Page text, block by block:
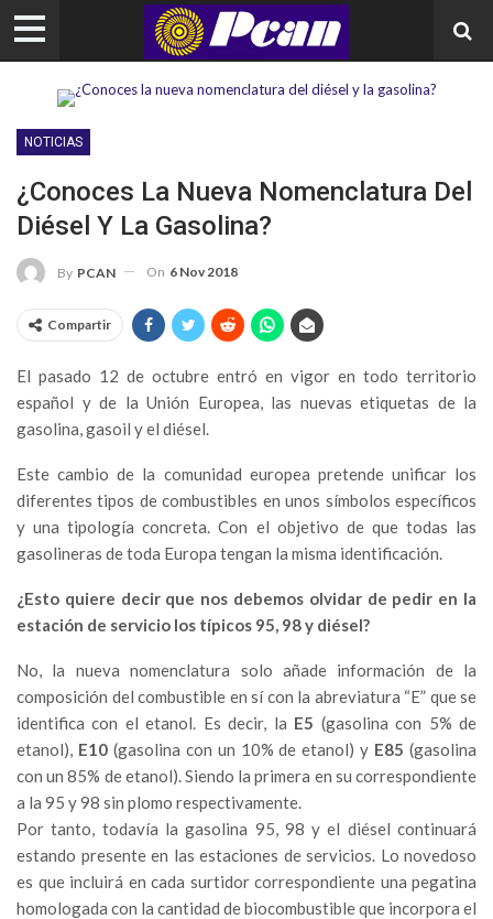
NOTICIAS
¿Conoces La Nueva Nomenclatura Del
Diésel Y La Gasolina?
By PCAN On 6 Nov 2018
Compartir
El pasado 12 de octubre entró en vigor en todo territorio
español y de la Unión Europea, las nuevas etiquetas de la
gasolina, gasoil y el diésel.
Este cambio de la comunidad europea pretende unificar los
diferentes tipos de combustibles en unos símbolos específicos
y una tipología concreta. Con el objetivo de que todas las
gasolineras de toda Europa tengan la misma identificación.
¿Esto quiere decir que nos debemos olvidar de pedir en la
estación de servicio los típicos 95, 98 y diésel?
No, la nueva nomenclatura solo añade información de la
composición del combustible en sí con la abreviatura “E” que se
identifica con el etanol. Es decir, la E5 (gasolina con 5% de
etanol), E10(gasolina con un 10% de etanol) y E85 (gasolina
con un 85% de etanol). Siendo la primera en su correspondiente
a la 95 y 98 sin plomo respectivamente.
Por tanto, todavía la gasolina 95, 98 y el diésel continuará
estando presente en las estaciones de servicios. Lo novedoso
es que incluirá en cada surtidor correspondiente una pegatina
homologada con la cantidad de biocombustible que incorpora el